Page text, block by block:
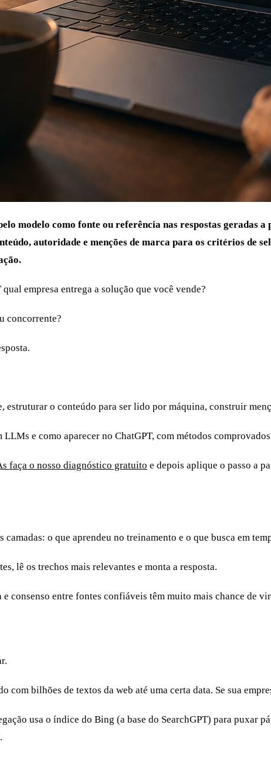
modelo como fonte ou referência nas respostas geradas
autoridade e menções de marca para os critérios de
empresa entrega a solução que você vende?
concorrente?
estruturar o conteúdo para ser lido por máquina, construir
e como aparecer no ChatGPT, com métodos comprovados
faça o nosso diagnóstico gratuito e depois aplique o passo a
camadas: o que aprendeu no treinamento e o que busca em
lê os trechos mais relevantes e monta a resposta.
consenso entre fontes confiáveis têm muito mais chance de
bilhões de textos da web até uma certa data. Se sua
usa o índice do Bing (a base do SearchGPT) para puxar